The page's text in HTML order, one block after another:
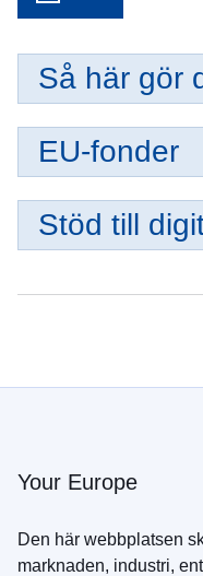
Så här gör
EU-fonder
Stöd till
Your Europe
Den här webbplatsen
marknaden, industri,